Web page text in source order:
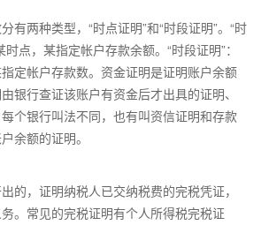
有两种类型，“时点证明”和“时段证明”。“时
点，某指定帐户存款余额。“时段证明”：
定帐户存款数。资金证明是证明账户余额
银行查证该账户有资金后才出具的证明、
个银行叫法不同，也有叫资信证明和存款
余额的证明。
的，证明纳税人已交纳税费的完税凭证，
。常见的完税证明有个人所得税完税证